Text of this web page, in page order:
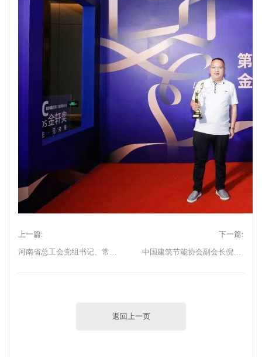
上一篇:
河南省总工会党组书记、常务副主席李拴成一行莅临科饶恩调研指导工作
下一篇:
中国建筑节能协会副会长倪江波一行莅临科饶恩门窗参观调研！
返回上一页